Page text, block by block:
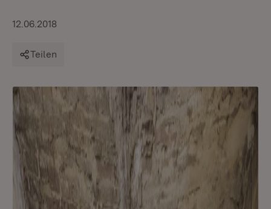
12.06.2018
Teilen